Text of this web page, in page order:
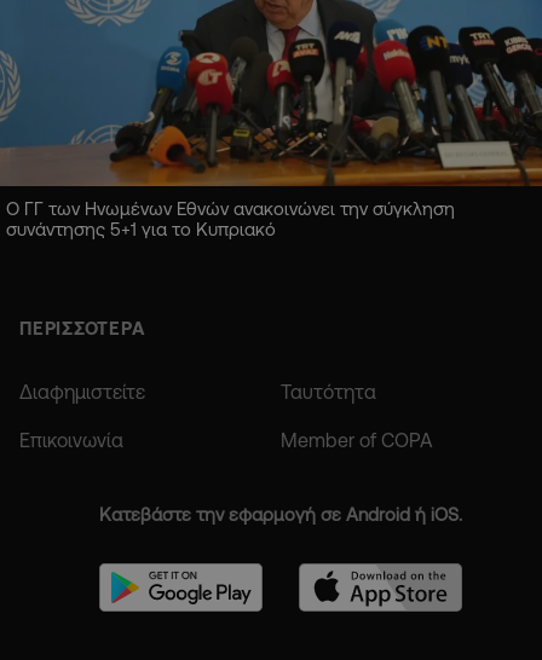
Ο ΓΓ των Ηνωμένων Εθνών ανακοινώνει την σύγκληση
συνάντησης 5+1 για το Κυπριακό
ΠΕΡΙΣΣΟΤΕΡΑ
Διαφημιστείτε Ταυτότητα
Επικοινωνία Member of COPA
Κατεβάστε την εφαρμογή σε Android ή iOS.